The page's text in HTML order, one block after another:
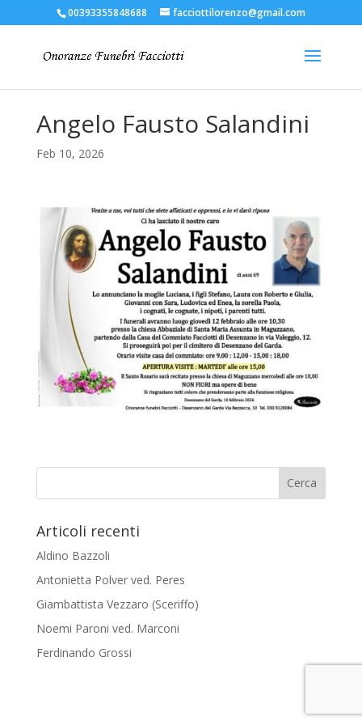
00393355848688 facciottilorenzo@gmail.com
Angelo Fausto Salandini
Feb 10, 2026
Articoli recenti
Aldino Bazzoli
Antonietta Polver ved. Peres
Giambattista Vezzaro (Sceriffo)
Noemi Paroni ved. Marconi
Ferdinando Grossi